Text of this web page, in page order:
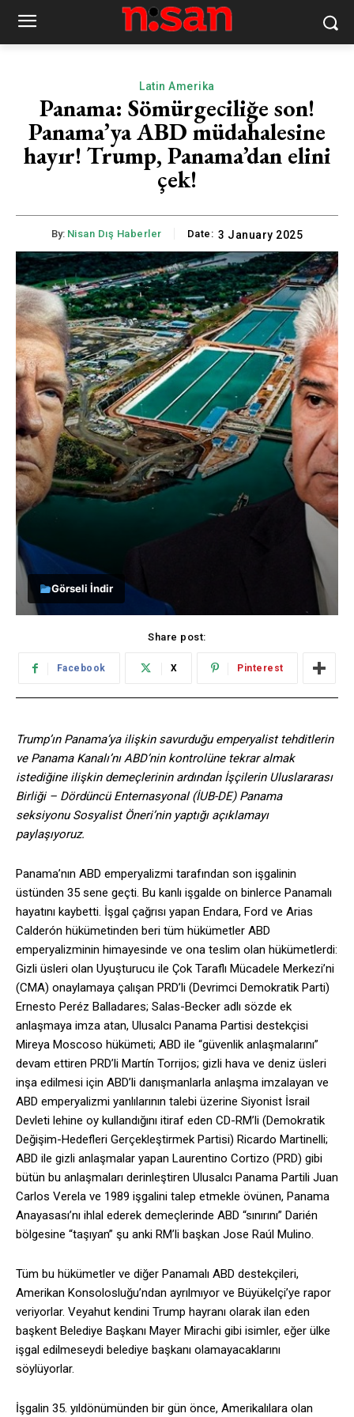
Latin Amerika
Panama: Sömürgeciliğe son!
Panama’ya ABD müdahalesine
hayır! Trump, Panama’dan elini
çek!
By: Nisan Dış Haberler Date: 3 January 2025
Görseli İndir
Share post:
Facebook X Pinterest
Trump’ın Panama’ya ilişkin savurduğu emperyalist tehditlerin
ve Panama Kanalı’nı ABD’nin kontrolüne tekrar almak
istediğine ilişkin demeçlerinin ardından İşçilerin Uluslararası
Birliği – Dördüncü Enternasyonal (İUB-DE) Panama
seksiyonu Sosyalist Öneri’nin yaptığı açıklamayı
paylaşıyoruz.
Panama’nın ABD emperyalizmi tarafından son işgalinin
üstünden 35 sene geçti. Bu kanlı işgalde on binlerce Panamalı
hayatını kaybetti. İşgal çağrısı yapan Endara, Ford ve Arias
Calderón hükümetinden beri tüm hükümetler ABD
emperyalizminin himayesinde ve ona teslim olan hükümetlerdi:
Gizli üsleri olan Uyuşturucu ile Çok Taraflı Mücadele Merkezi’ni
(CMA) onaylamaya çalışan PRD’li (Devrimci Demokratik Parti)
Ernesto Peréz Balladares; Salas-Becker adlı sözde ek
anlaşmaya imza atan, Ulusalcı Panama Partisi destekçisi
Mireya Moscoso hükümeti; ABD ile “güvenlik anlaşmalarını”
devam ettiren PRD’li Martín Torrijos; gizli hava ve deniz üsleri
inşa edilmesi için ABD’li danışmanlarla anlaşma imzalayan ve
ABD emperyalizmi yanlılarının talebi üzerine Siyonist İsrail
Devleti lehine oy kullandığını itiraf eden CD-RM’li (Demokratik
Değişim-Hedefleri Gerçekleştirmek Partisi) Ricardo Martinelli;
ABD ile gizli anlaşmalar yapan Laurentino Cortizo (PRD) gibi
bütün bu anlaşmaları derinleştiren Ulusalcı Panama Partili Juan
Carlos Verela ve 1989 işgalini talep etmekle övünen, Panama
Anayasası’nı ihlal ederek demeçlerinde ABD “sınırını” Darién
bölgesine “taşıyan” şu anki RM’li başkan Jose Raúl Mulino.
Tüm bu hükümetler ve diğer Panamalı ABD destekçileri,
Amerikan Konsolosluğu’ndan ayrılmıyor ve Büyükelçi’ye rapor
veriyorlar. Veyahut kendini Trump hayranı olarak ilan eden
başkent Belediye Başkanı Mayer Mirachi gibi isimler, eğer ülke
işgal edilmeseydi belediye başkanı olamayacaklarını
söylüyorlar.
İşgalin 35. yıldönümünden bir gün önce, Amerikalılara olan